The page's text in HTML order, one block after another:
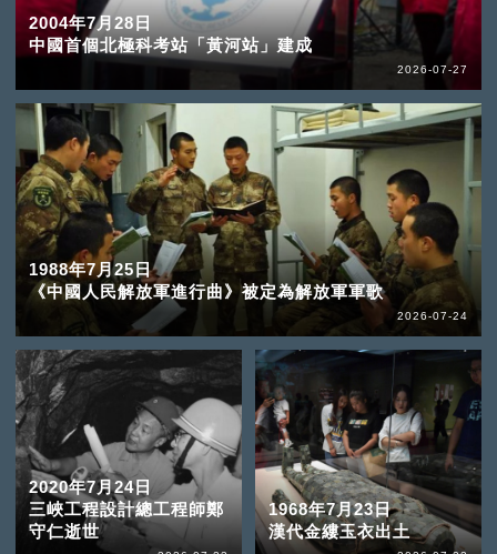
2004年7月28日
中國首個北極科考站「黃河站」建成
2026-07-27
1988年7月25日
《中國人民解放軍進行曲》被定為解放軍軍歌
2026-07-24
2020年7月24日
三峽工程設計總工程師鄭
守仁逝世
1968年7月23日
漢代金縷玉衣出土